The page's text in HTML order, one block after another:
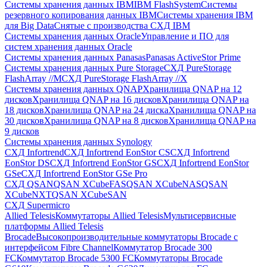
Системы хранения данных IBMIBM FlashSystemСистемы
резервного копирования данных IBMСистемы хранения IBM
для Big DataСнятые с производства СХД IBM
Системы хранения данных OracleУправление и ПО для
систем хранения данных Oracle
Системы хранения данных PanasasPanasas ActiveStor Prime
Системы хранения данных Pure StorageСХД PureStorage
FlashArray //MСХД PureStorage FlashArray //X
Системы хранения данных QNAPХранилища QNAP на 12
дисковХранилища QNAP на 16 дисковХранилища QNAP на
18 дисковХранилища QNAP на 24 дискаХранилища QNAP на
30 дисковХранилища QNAP на 8 дисковХранилища QNAP на
9 дисков
Системы хранения данных Synology
СХД InfortrendСХД Infortrend EonStor CSСХД Infortrend
EonStor DSСХД Infortrend EonStor GSСХД Infortrend EonStor
GSeСХД Infortrend EonStor GSe Pro
СХД QSANQSAN XCubeFASQSAN XCubeNASQSAN
XCubeNXTQSAN XCubeSAN
СХД Supermicro
Allied TelesisКоммутаторы Allied TelesisМультисервисные
платформы Allied Telesis
BrocadeВысокопроизводительные коммутаторы Brocade с
интерфейсом Fibre ChannelКоммутатор Brocade 300
FCКоммутатор Brocade 5300 FCКоммутаторы Brocade